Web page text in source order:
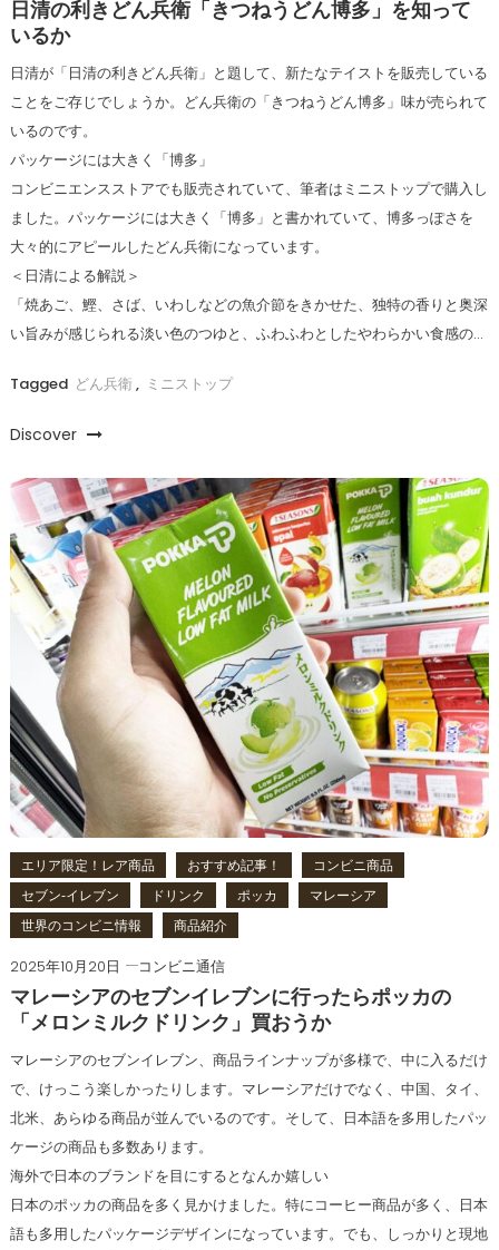
日清の利きどん兵衛「きつねうどん博多」を知って
いるか
日清が「日清の利きどん兵衛」と題して、新たなテイストを販売している
ことをご存じでしょうか。どん兵衛の「きつねうどん博多」味が売られて
いるのです。
パッケージには大きく「博多」
コンビニエンスストアでも販売されていて、筆者はミニストップで購入し
ました。パッケージには大きく「博多」と書かれていて、博多っぽさを
大々的にアピールしたどん兵衛になっています。
＜日清による解説＞
「焼あご、鰹、さば、いわしなどの魚介節をきかせた、独特の香りと奥深
い旨みが感じられる淡い色のつゆと、ふわふわとしたやわらかい食感の…
Tagged どん兵衛 , ミニストップ
Discover
エリア限定！レア商品 おすすめ記事！
コンビニ商品
セブン‐イレブン
ドリンク ポッカ
マレーシア
世界のコンビニ情報
商品紹介
2025年10月20日
コンビニ通信
マレーシアのセブンイレブンに行ったらポッカの
「メロンミルクドリンク」買おうか
マレーシアのセブンイレブン、商品ラインナップが多様で、中に入るだけ
で、けっこう楽しかったりします。マレーシアだけでなく、中国、タイ、
北米、あらゆる商品が並んでいるのです。そして、日本語を多用したパッ
ケージの商品も多数あります。
海外で日本のブランドを目にするとなんか嬉しい
日本のポッカの商品を多く見かけました。特にコーヒー商品が多く、日本
語も多用したパッケージデザインになっています。でも、しっかりと現地